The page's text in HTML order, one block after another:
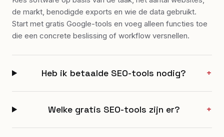
de markt, benodigde exports en wie de data gebruikt.
Start met gratis Google-tools en voeg alleen functies toe
die een concrete beslissing of workflow versnellen.
Heb ik betaalde SEO-tools nodig? +
Welke gratis SEO-tools zijn er? +